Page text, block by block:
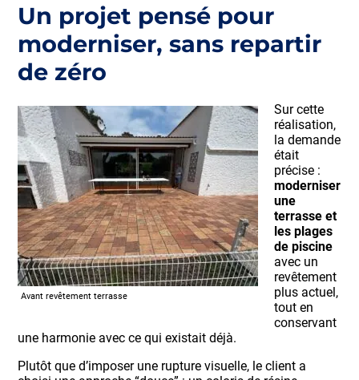
Un projet pensé pour
moderniser, sans repartir
de zéro
Avant revêtement terrasse
Sur cette
réalisation,
la demande
était
précise :
moderniser
une
terrasse et
les plages
de piscine
avec un
revêtement
plus actuel,
tout en
conservant
une harmonie avec ce qui existait déjà.
Plutôt que d’imposer une rupture visuelle, le client a